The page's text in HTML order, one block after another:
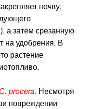
почву,
а затем срезанную
на удобрения. В
растение
С. procera. Несмотря
повреждении